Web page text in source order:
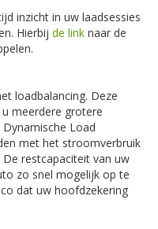
inzicht in uw laadsessies
Hierbij de link naar de
loadbalancing. Deze
meerdere grotere
Load
met het stroomverbruik
restcapaciteit van uw
zo snel mogelijk op te
dat uw hoofdzekering